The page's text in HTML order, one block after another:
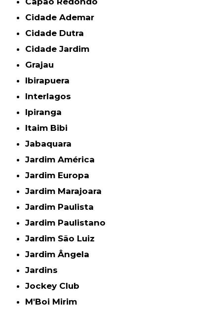
Cidade Ademar
Cidade Dutra
Cidade Jardim
Grajau
Ibirapuera
Interlagos
Ipiranga
Itaim Bibi
Jabaquara
Jardim América
Jardim Europa
Jardim Marajoara
Jardim Paulista
Jardim Paulistano
Jardim São Luiz
Jardim Ângela
Jardins
Jockey Club
M'Boi Mirim